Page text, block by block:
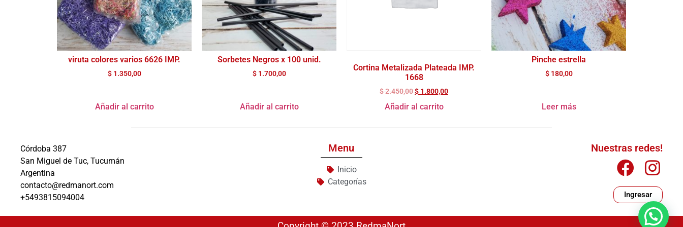
viruta colores varios 6626 IMP.
$1.350,00
Añadir al carrito
Sorbetes Negros x 100 unid.
$1.700,00
Añadir al carrito
Cortina Metalizada Plateada IMP.
1668
$2.450,00$ 1.800,00
Añadir al carrito
Pinche estrella
$180,00
Leer más
Córdoba 387
San Miguel de Tuc, Tucumán
Argentina
contacto@redmanort.com
+5493815094004
Menu
Inicio
Categorías
Nuestras redes!
Ingresar